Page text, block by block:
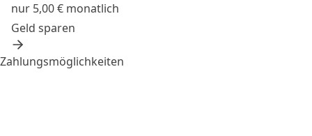
nur 5,00 € monatlich
Geld sparen
Zahlungsmöglichkeiten